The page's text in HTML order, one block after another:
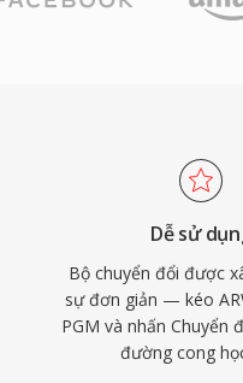
Dễ sử
Bộ chuyển đổi được
sự đơn giản — kéo
PGM và nhấn Chuyển
đường cong